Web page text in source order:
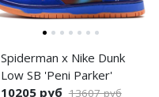
Spiderman x Nike Dunk
Low SB 'Peni Parker'
10205 руб 13607 руб